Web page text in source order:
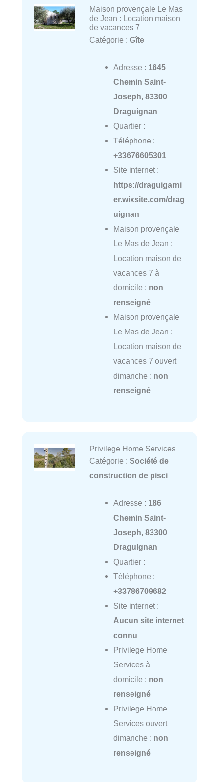
Maison provençale Le Mas
de Jean : Location maison
de vacances 7
Catégorie : Gîte
Adresse : 1645
Chemin Saint-
Joseph, 83300
Draguignan
Quartier :
Téléphone :
+33676605301
Site internet :
https://draguigarni
er.wixsite.com/drag
uignan
Maison provençale
Le Mas de Jean :
Location maison de
vacances 7 à
domicile : non
renseigné
Maison provençale
Le Mas de Jean :
Location maison de
vacances 7 ouvert
dimanche : non
renseigné
Privilege Home Services
Catégorie : Société de
construction de pisci
Adresse : 186
Chemin Saint-
Joseph, 83300
Draguignan
Quartier :
Téléphone :
+33786709682
Site internet :
Aucun site internet
connu
Privilege Home
Services à
domicile : non
renseigné
Privilege Home
Services ouvert
dimanche : non
renseigné